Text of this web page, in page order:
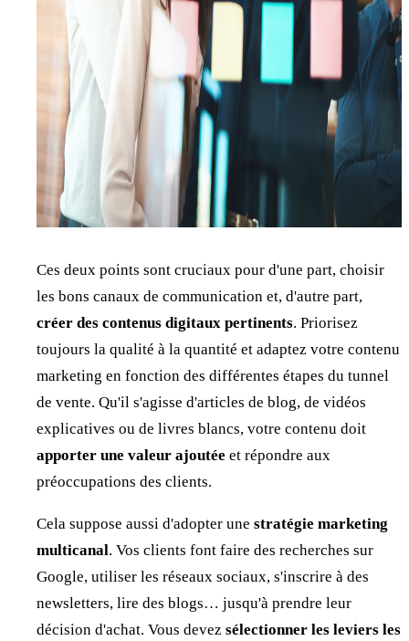
Ces deux points sont cruciaux pour d'une part, choisir
les bons canaux de communication et, d'autre part,
créer des contenus digitaux pertinents. Priorisez
toujours la qualité à la quantité et adaptez votre contenu
marketing en fonction des différentes étapes du tunnel
de vente. Qu'il s'agisse d'articles de blog, de vidéos
explicatives ou de livres blancs, votre contenu doit
apporter une valeur ajoutée et répondre aux
préoccupations des clients.
Cela suppose aussi d'adopter une stratégie marketing
multicanal. Vos clients font faire des recherches sur
Google, utiliser les réseaux sociaux, s'inscrire à des
newsletters, lire des blogs… jusqu'à prendre leur
décision d'achat. Vous devez sélectionner les leviers les